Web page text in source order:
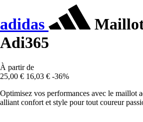
adidas
Adi365
À partir de
25,00 € 16,03 € -36%
Optimisez vos performances avec le maillot
alliant confort et style pour tout coureur